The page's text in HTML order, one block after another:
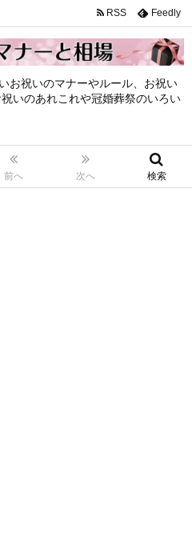
お祝いのマナーやルール、お祝い
いのあれこれや冠婚葬祭のいろい
前へ 次へ 検索
RSS Feedly